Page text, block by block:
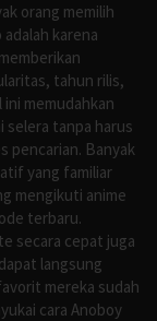
orang memilih
karena
tahun rilis,
memudahkan
selera tanpa harus
pencarian. Banyak
yang familiar
mengikuti anime
terbaru.
secara cepat juga
langsung
mereka sudah
cara Anoboy